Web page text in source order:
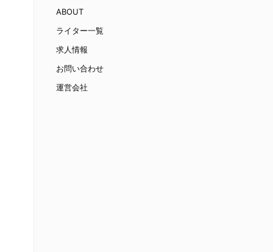
ABOUT
ライター一覧
求人情報
お問い合わせ
運営会社